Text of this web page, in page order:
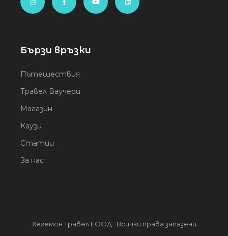
Бързи връзки
Пътешествия
Травел Ваучери
Магазин
Каузи
Статии
За нас
Хегемон Травел ЕООД . Всички права запазени